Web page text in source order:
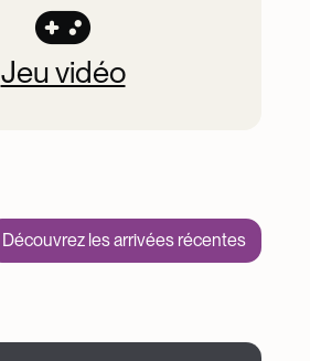
Jeu vidéo
Découvrez les arrivées récentes